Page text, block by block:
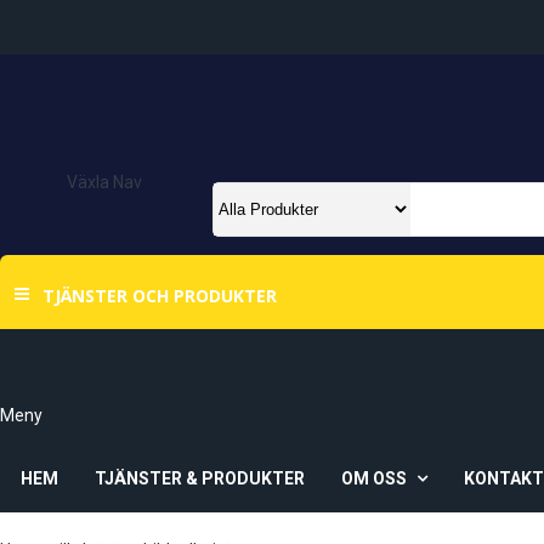
Växla Nav
TJÄNSTER OCH PRODUKTER
Meny
HEM TJÄNSTER & PRODUKTER OM OSS KONTAKT